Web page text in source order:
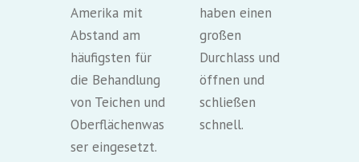
Amerika mit
Abstand am
häufigsten für
die Behandlung
von Teichen und
Oberflächenwas
ser eingesetzt.
haben einen
großen
Durchlass und
öffnen und
schließen
schnell.